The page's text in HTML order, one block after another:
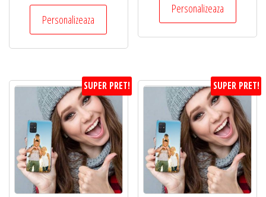
Personalizeaza
Personalizeaza
SUPER PRET! SUPER PRET!